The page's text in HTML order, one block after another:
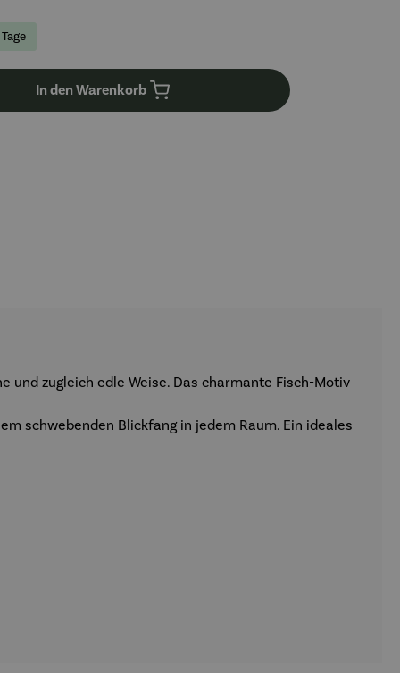
In den Warenkorb
zugleich edle Weise. Das charmante Fisch-Motiv
schwebenden Blickfang in jedem Raum. Ein ideales